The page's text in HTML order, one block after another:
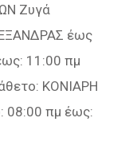
Ζυγά
έως
11:00 πμ
ΚΟΝΙΑΡΗ
08:00 πμ έως: